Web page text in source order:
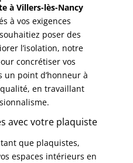
à Villers-lès-Nancy
à vos exigences
poser des
l’isolation, notre
concrétiser vos
un point d’honneur à
en travaillant
avec votre plaquiste
que plaquistes,
espaces intérieurs en